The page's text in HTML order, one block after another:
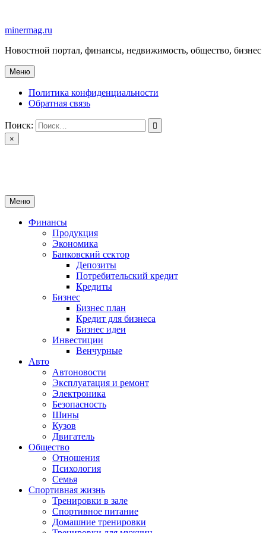
содержимому
minermag.ru
Новостной портал, финансы, недвижимость, общество, бизнес
Меню
Политика конфиденциальности
Обратная связь
Поиск:
×
Меню
Финансы
Продукция
Экономика
Банковский сектор
Депозиты
Потребительский кредит
Кредиты
Бизнес
Бизнес план
Кредит для бизнеса
Бизнес идеи
Инвестиции
Венчурные
Авто
Автоновости
Эксплуатация и ремонт
Электроника
Безопасность
Шины
Кузов
Двигатель
Общество
Отношения
Психология
Семья
Спортивная жизнь
Тренировки в зале
Спортивное питание
Домашние тренировки